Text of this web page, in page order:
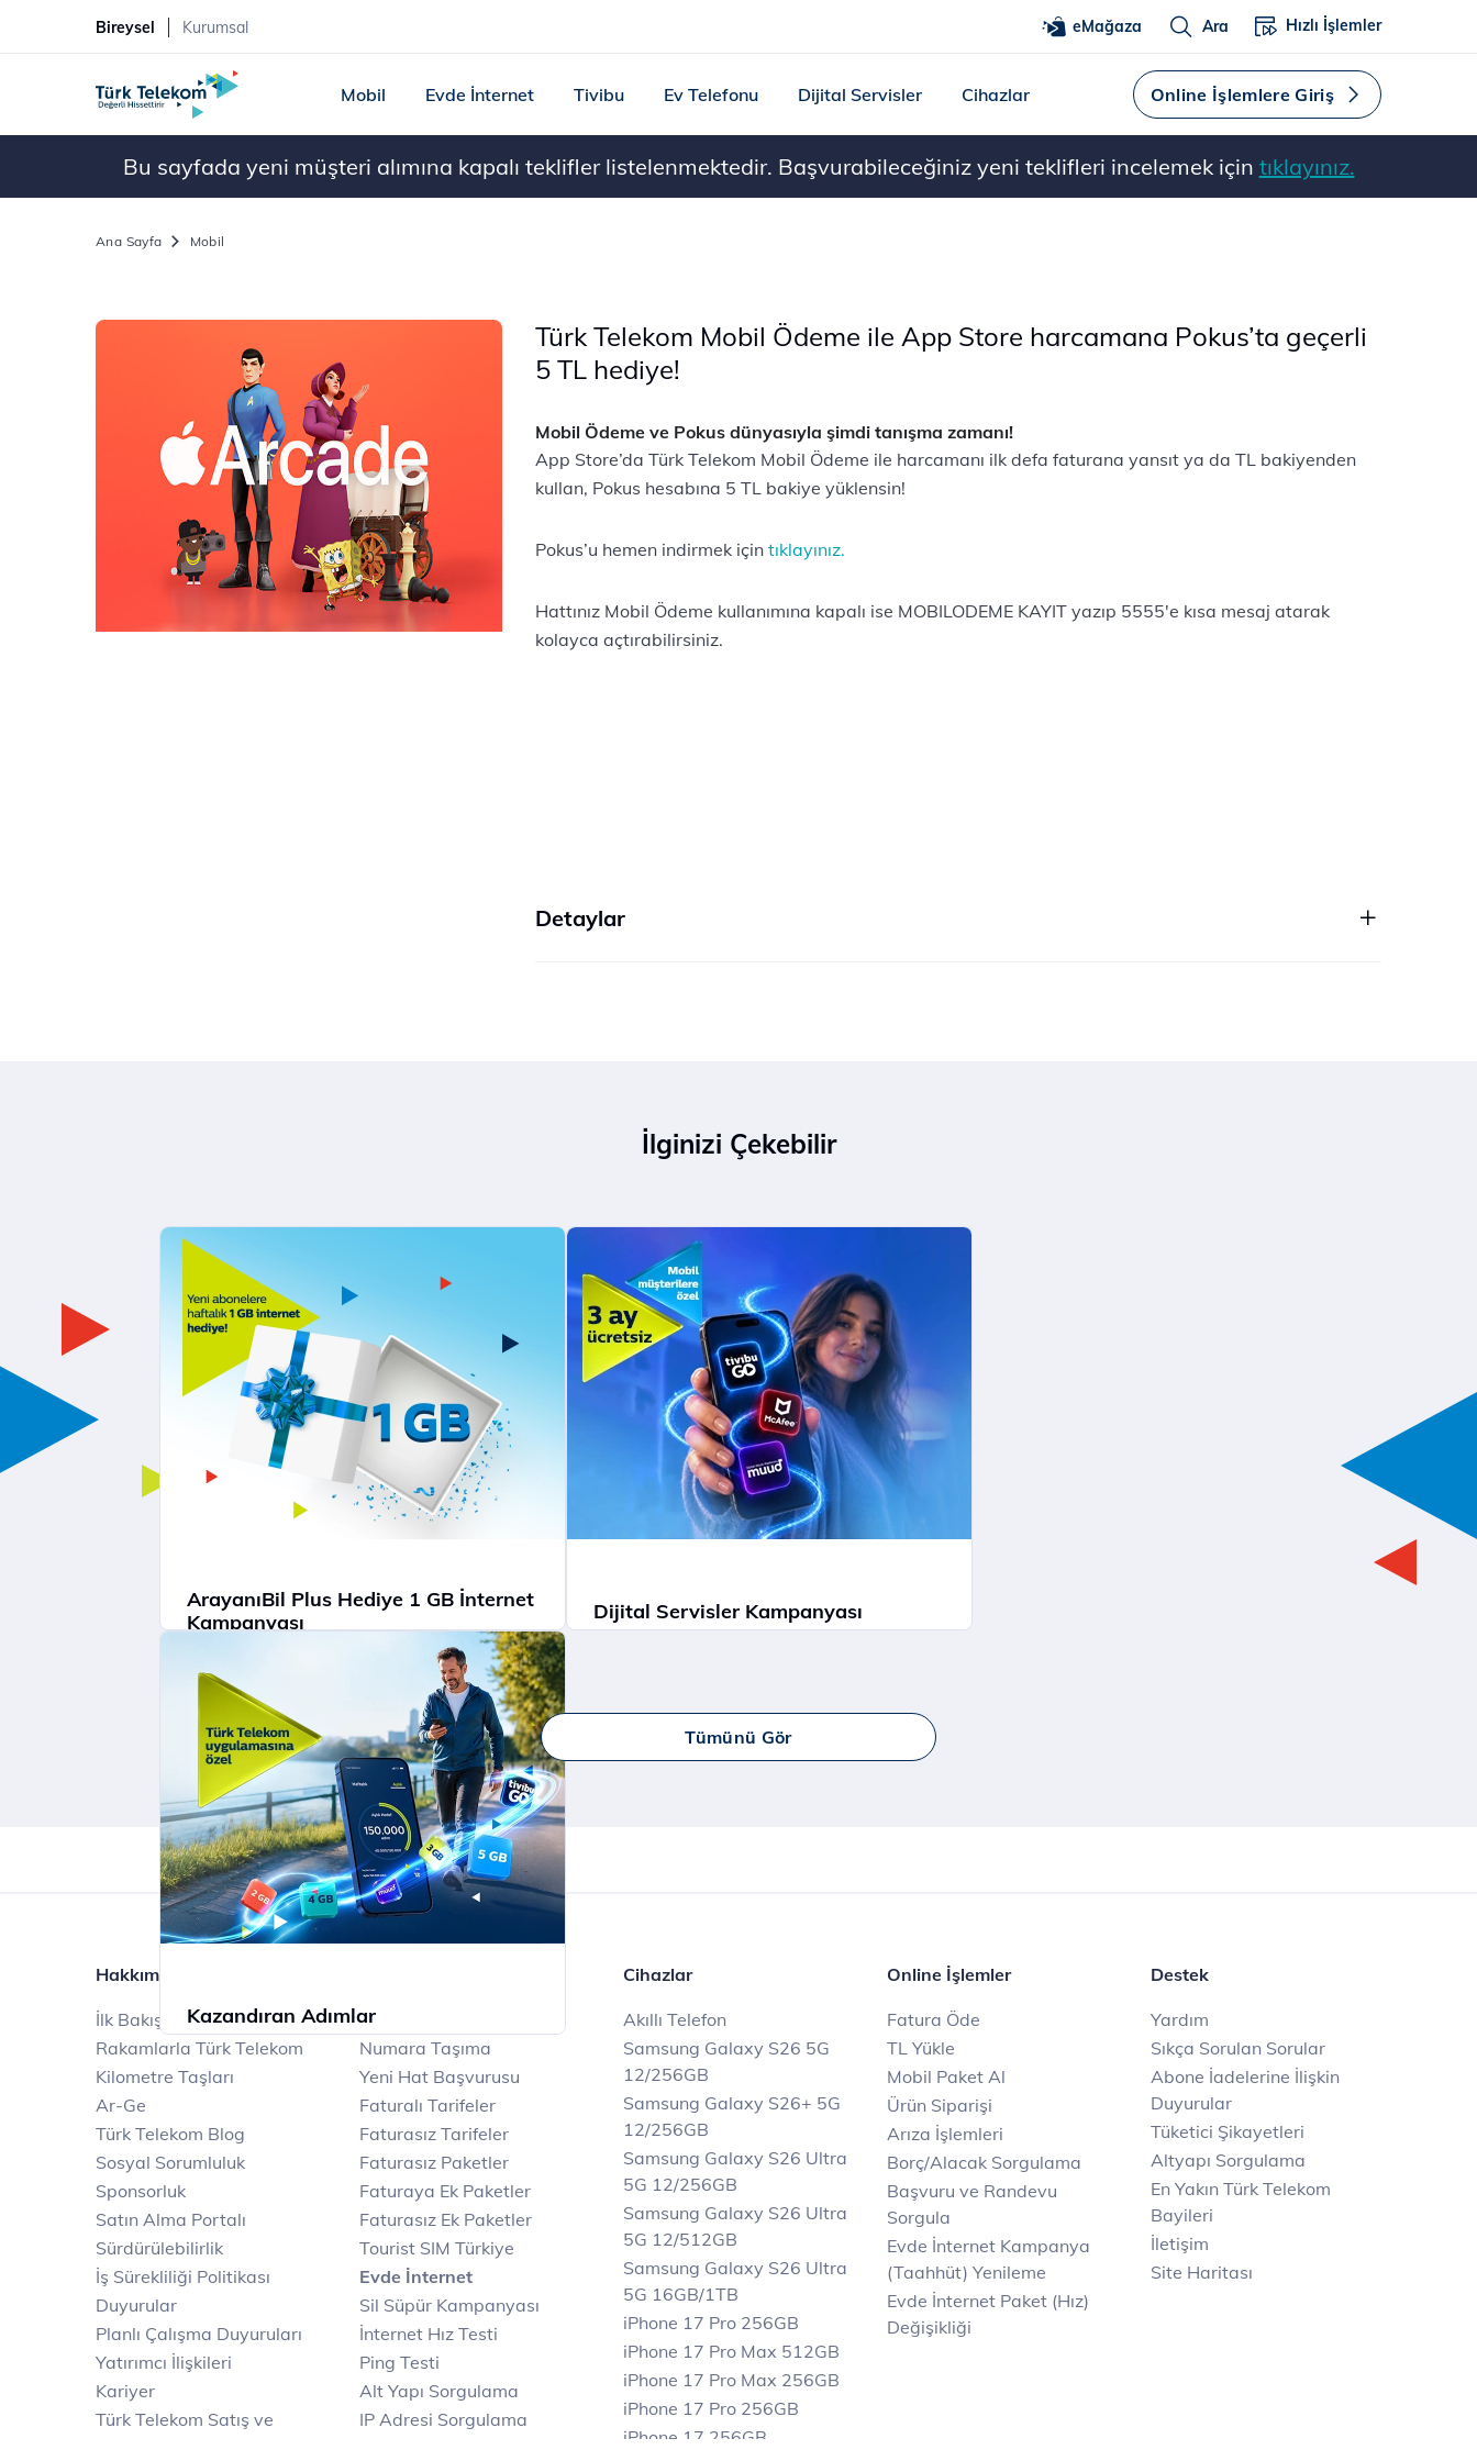
Bireysel Kurumsal eMağaza Ara Hızlı İşlemler
Mobil Evde İnternet Tivibu Ev Telefonu Dijital Servisler Cihazlar Online İşlemlere Giriş
Bu sayfada yeni müşteri alımına kapalı teklifler listelenmektedir. Başvurabileceğiniz yeni teklifleri incelemek için tıklayınız.
Ana Sayfa Mobil
Türk Telekom Mobil Ödeme ile App Store harcamana Pokus’ta geçerli
5 TL hediye!
Mobil Ödeme ve Pokus dünyasıyla şimdi tanışma zamanı!
App Store’da Türk Telekom Mobil Ödeme ile harcamanı ilk defa faturana yansıt ya da TL bakiyenden
kullan, Pokus hesabına 5 TL bakiye yüklensin!
Pokus’u hemen indirmek için tıklayınız.
Hattınız Mobil Ödeme kullanımına kapalı ise MOBILODEME KAYIT yazıp 5555'e kısa mesaj atarak
kolayca açtırabilirsiniz.
Detaylar
İlginizi Çekebilir
ArayanıBil Plus Hediye 1 GB İnternet
Kampanyası
ArayanıBil Plus'a abone olanlara 1 GB
İnternet Paketi Hediye!
İncele
Dijital Servisler Kampanyası
Kazandıran Adımlar
İncele
Tümünü Gör
Hakkımızda
İlk Bakışta Türk Telekom
Rakamlarla Türk Telekom
Kilometre Taşları
Ar-Ge
Türk Telekom Blog
Sosyal Sorumluluk
Sponsorluk
Satın Alma Portalı
Sürdürülebilirlik
İş Sürekliliği Politikası
Duyurular
Planlı Çalışma Duyuruları
Yatırımcı İlişkileri
Kariyer
Türk Telekom Satış ve
Mobil
Numara Taşıma
Yeni Hat Başvurusu
Faturalı Tarifeler
Faturasız Tarifeler
Faturasız Paketler
Faturaya Ek Paketler
Faturasız Ek Paketler
Tourist SIM Türkiye
Evde İnternet
Sil Süpür Kampanyası
İnternet Hız Testi
Ping Testi
Alt Yapı Sorgulama
IP Adresi Sorgulama
Cihazlar
Akıllı Telefon
Samsung Galaxy S26 5G
12/256GB
Samsung Galaxy S26+ 5G
12/256GB
Samsung Galaxy S26 Ultra
5G 12/256GB
Samsung Galaxy S26 Ultra
5G 12/512GB
Samsung Galaxy S26 Ultra
5G 16GB/1TB
iPhone 17 Pro 256GB
iPhone 17 Pro Max 512GB
iPhone 17 Pro Max 256GB
iPhone 17 Pro 256GB
iPhone 17 256GB
Online İşlemler
Fatura Öde
TL Yükle
Mobil Paket Al
Ürün Siparişi
Arıza İşlemleri
Borç/Alacak Sorgulama
Başvuru ve Randevu
Sorgula
Evde İnternet Kampanya
(Taahhüt) Yenileme
Evde İnternet Paket (Hız)
Değişikliği
Destek
Yardım
Sıkça Sorulan Sorular
Abone İadelerine İlişkin
Duyurular
Tüketici Şikayetleri
Altyapı Sorgulama
En Yakın Türk Telekom
Bayileri
İletişim
Site Haritası